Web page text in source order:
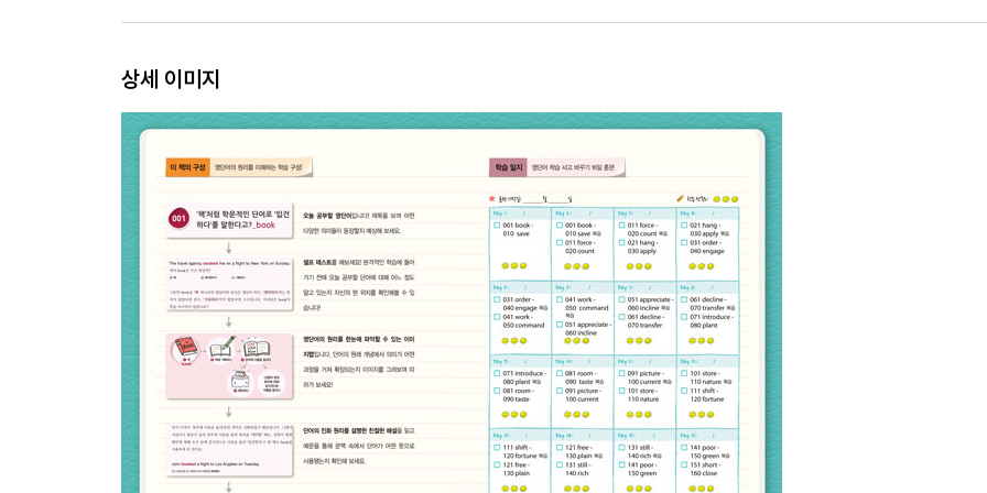
025 약속, 물건, 비밀… 모두 '계속 지키고' 싶다면!_keep
026 '막대기'로 '찌르고' 마음에 비수를 '꽂는다'_stick
028 악기로 놀면 '연주하다', 영화가 놀면 '상영하다'_play
029 자본가는 물론 마음까지 '강타한다'!_strike
030 '바르고' '적용하고' 힘을 가하는 모든 것엔_apply
031 '정리'를 잘하는 사람이 '명령'할 수 있게 된다!_order
032 내용, 비용, 사람 무엇이든 '덮어서' 커버한다_cover
033 '서로 잘 맞아 어울리는' 것들은 모두_fit
034 내 모습을 '반사해' 보면 '반성하게' 된다_reflect
035 교통편, 기업, 의료진까지 '작동시킨다'_operate
036 모든 것을 '정리해서 배열해야' 직성이 풀리는_arrange
037 '떠받치고' '지지하고' '부양하는' 힘 있는 동사_support
038 잘 '대접하고' '치료도 해주는' 친절한 동사_treat
상세 이미지